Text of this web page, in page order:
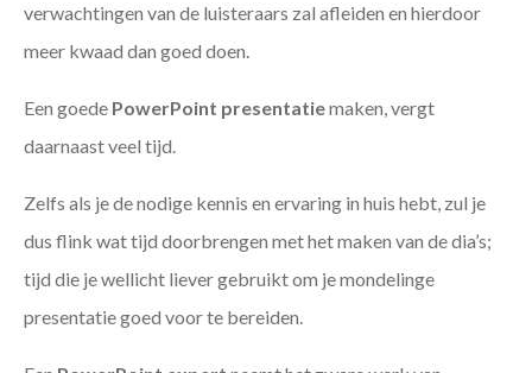
verwachtingen van de luisteraars zal afleiden en hierdoor
meer kwaad dan goed doen.
Een goede PowerPoint presentatiemaken, vergt
daarnaast veel tijd.
Zelfs als je de nodige kennis en ervaring in huis hebt, zul je
dus flink wat tijd doorbrengen met het maken van de dia’s;
tijd die je wellicht liever gebruikt om je mondelinge
presentatie goed voor te bereiden.